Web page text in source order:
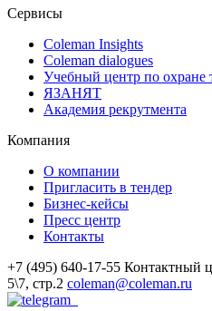
Сервисы
Coleman Insights
Coleman dialogues
Учебный центр по охране
ЯЗАНЯТ
Академия рекрутмента
Компания
О компании
Пригласить в тендер
Бизнес-кейсы
Пресс центр
Контакты
+7 (495) 640-17-55 Контактный
5\7, стр.2 coleman@coleman.ru